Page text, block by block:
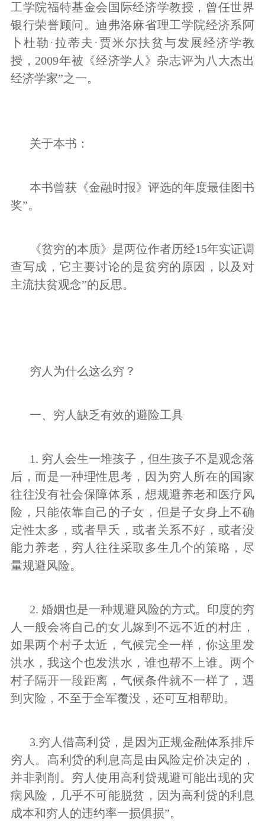
工学院福特基金会国际经济学教授，曾任世界
银行荣誉顾问。迪弗洛麻省理工学院经济系阿
卜杜勒·拉蒂夫·贾米尔扶贫与发展经济学教
授，2009年被《经济学人》杂志评为八大杰出
经济学家”之一。
关于本书：
本书曾获《金融时报》评选的年度最佳图书
奖”。
《贫穷的本质》是两位作者历经15年实证调
查写成，它主要讨论的是贫穷的原因，以及对
主流扶贫观念”的反思。
穷人为什么这么穷？
一、穷人缺乏有效的避险工具
1. 穷人会生一堆孩子，但生孩子不是观念落
后，而是一种理性思考，因为穷人所在的国家
往往没有社会保障体系，想规避养老和医疗风
险，只能依靠自己的子女，但是子女身上不确
定性太多，或者早夭，或者关系不好，或者没
能力养老，穷人往往采取多生几个的策略，尽
量规避风险。
2. 婚姻也是一种规避风险的方式。印度的穷
人一般会将自己的女儿嫁到不远不近的村庄，
如果两个村子太近，气候完全一样，你这里发
洪水，我这个也发洪水，谁也帮不上谁。两个
村子隔开一段距离，气候条件就不一样了，遇
到灾险，不至于全军覆没，还可互相帮助。
3.穷人借高利贷，是因为正规金融体系排斥
穷人。高利贷的利息高是由风险定价决定的，
并非剥削。穷人使用高利贷规避可能出现的灾
病风险，几乎不可能脱贫，因为高利贷的利息
成本和穷人的违约率一损俱损”。